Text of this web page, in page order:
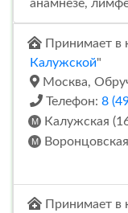
анамнезе,
Принимает в
Калужской"
Москва,
Телефон: 8
Калужская
Принимает в